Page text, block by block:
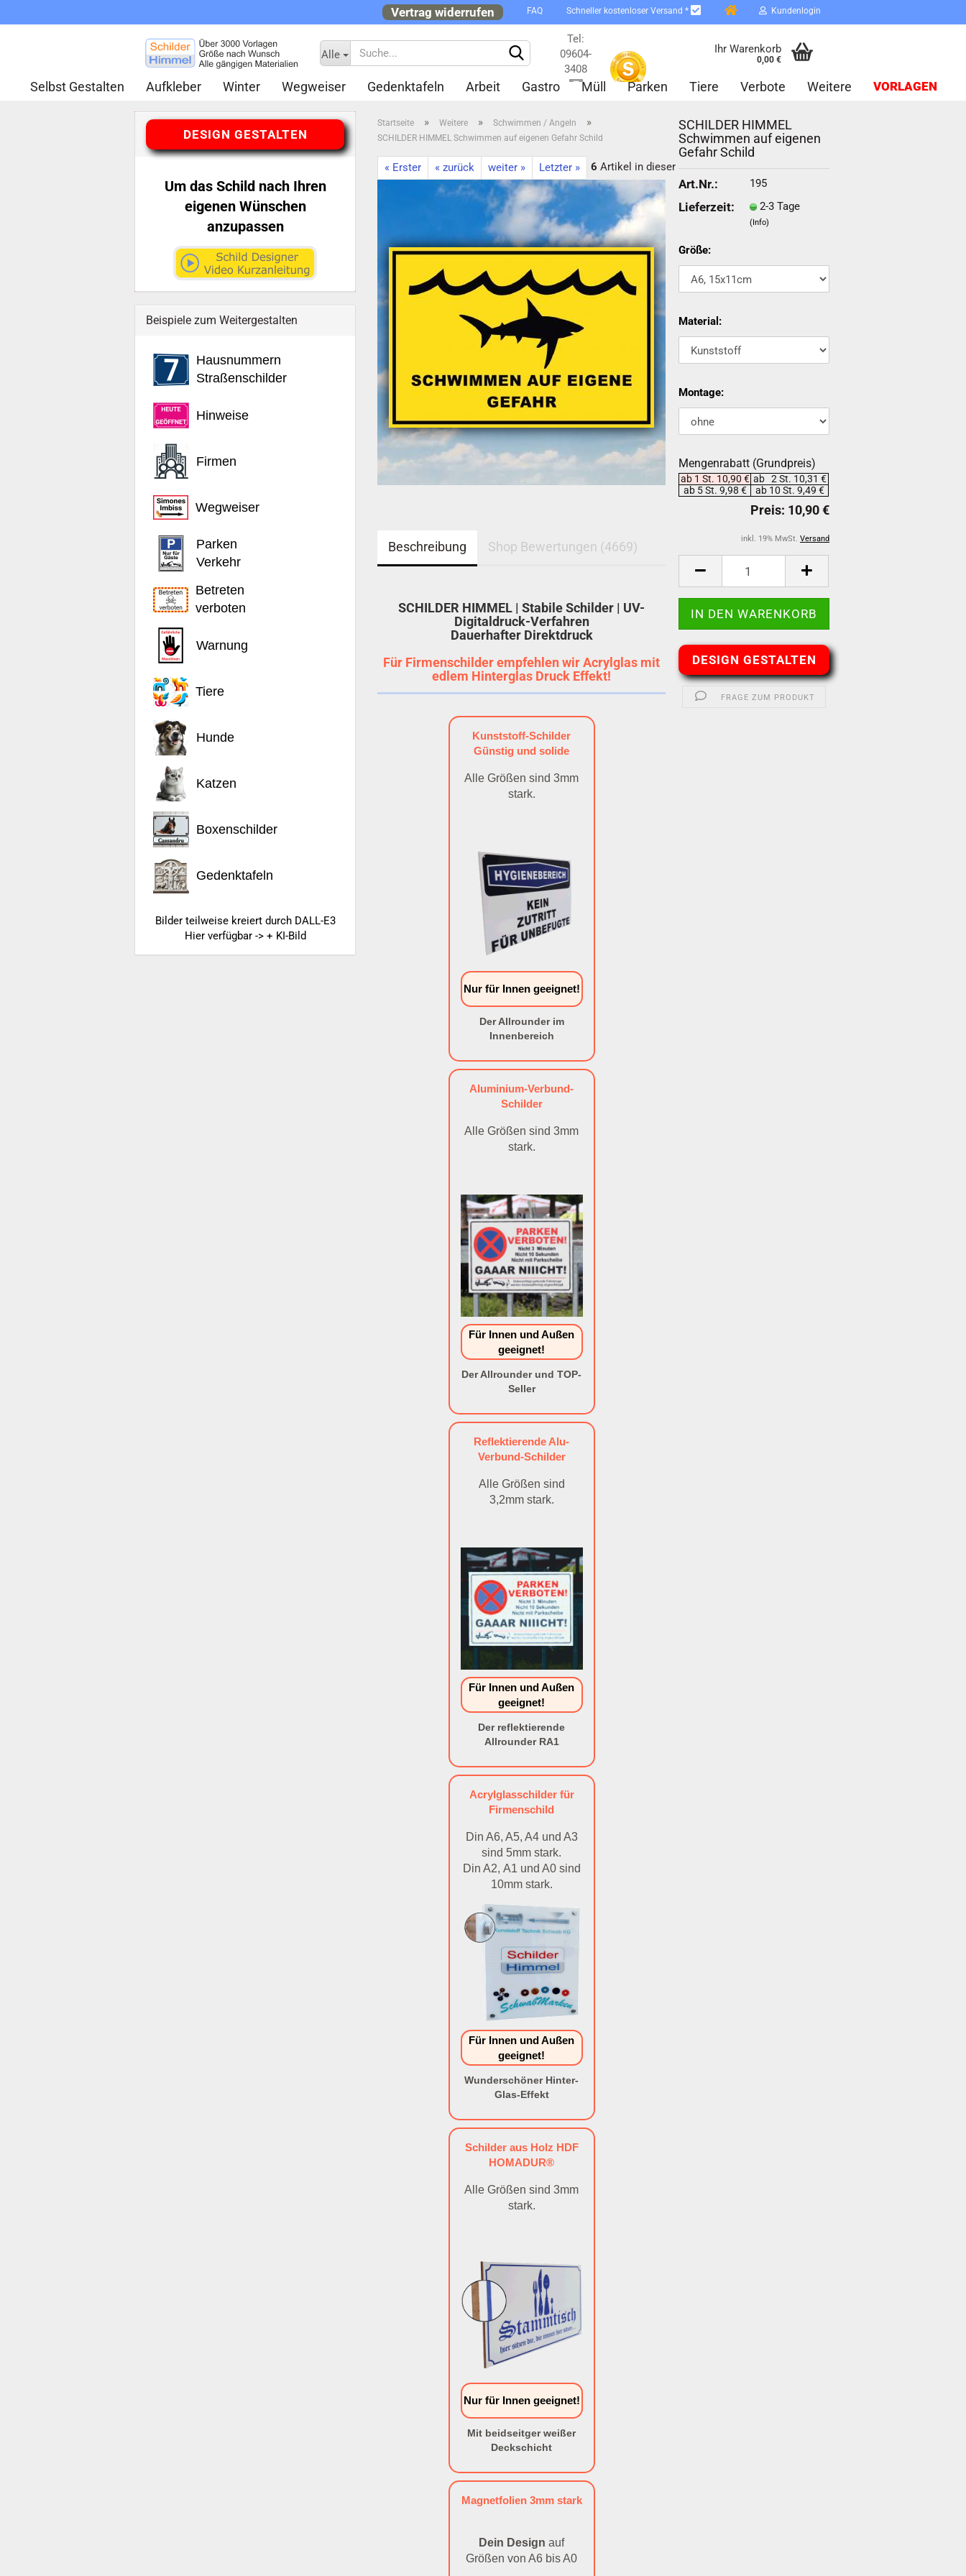
Vertrag widerrufen FAQ Schneller kostenloser Versand * Kundenlogin
Konto erstellen
Passwort vergessen?
Schnelle Anmeldung mit
Alle
Tel:
09604-
3408
Ihr Warenkorb
0,00 €
Selbst Gestalten Aufkleber Winter Wegweiser Gedenktafeln Arbeit Gastro Müll Parken Tiere Verbote VORLAGEN
Weitere
Startseite » Weitere » Schwimmen / Angeln »
SCHILDER HIMMEL Schwimmen auf eigenen Gefahr Schild
« Erster « zurück weiter » Letzter » 6 Artikel in dieser Kategorie
SCHILDER HIMMEL
Schwimmen auf eigenen
Gefahr Schild
Art.Nr.: 195
Lieferzeit: 2-3 Tage
(Info)
Größe:
Material:
Montage:
Mengenrabatt (Grundpreis)
ab 1 St. 10,90 € ab 2 St. 10,31 €
ab 5 St. 9,98 €
ab 10 St. 9,49 €
inkl. 19% MwSt. Versand
DESIGN GESTALTEN
FRAGE ZUM PRODUKT
Beschreibung Shop Bewertungen (4669)
SCHILDER HIMMEL | Stabile Schilder | UV-
Digitaldruck-Verfahren
Dauerhafter Direktdruck
Für Firmenschilder empfehlen wir Acrylglas mit
edlem Hinterglas Druck Effekt!
Kunststoff-Schilder
Günstig und solide
Alle Größen sind 3mm
stark.
Nur für Innen geeignet!
Der Allrounder im
Innenbereich
Aluminium-Verbund-
Schilder
Alle Größen sind 3mm
stark.
Für Innen und Außen
geeignet!
Der Allrounder und TOP-
Seller
Reflektierende Alu-
Verbund-Schilder
Alle Größen sind
3,2mm stark.
Für Innen und Außen
geeignet!
Der reflektierende
Allrounder RA1
Acrylglasschilder für
Firmenschild
Din A6, A5, A4 und A3
sind 5mm stark.
Din A2, A1 und A0 sind
10mm stark.
Für Innen und Außen
geeignet!
Wunderschöner Hinter-
Glas-Effekt
Schilder aus Holz HDF
HOMADUR®
Alle Größen sind 3mm
stark.
Nur für Innen geeignet!
Mit beidseitger weißer
Deckschicht
Magnetfolien 3mm stark
Dein Design auf
Größen von A6 bis A0
DESIGN GESTALTEN
Um das Schild nach Ihren
eigenen Wünschen
anzupassen
Beispiele zum Weitergestalten
Hausnummern
Straßenschilder
Hinweise
Firmen
Wegweiser
Parken
Verkehr
Betreten
verboten
Warnung
Tiere
Hunde
Katzen
Boxenschilder
Gedenktafeln
Bilder teilweise kreiert durch DALL-E3
Hier verfügbar -> + KI-Bild